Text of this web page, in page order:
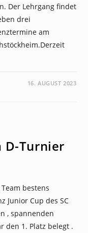
Der Lehrgang findet
drei
am
16. AUGUST 2023
D-Turnier
bestens
Junior Cup des SC
, spannenden
den 1. Platz belegt .